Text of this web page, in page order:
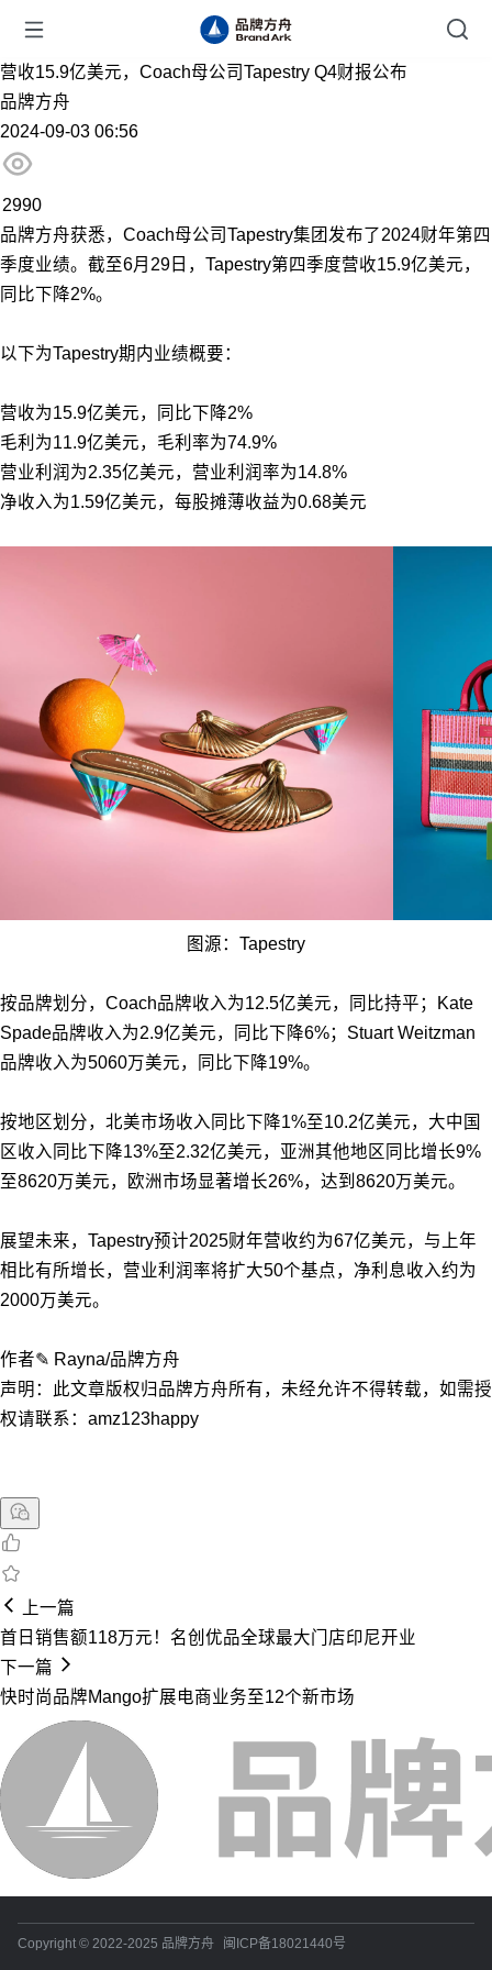
营收15.9亿美元，Coach母公司Tapestry Q4财报公布
品牌方舟
2024-09-03 06:56
2990
品牌方舟获悉， Coach母公司Tapestry集团发布了2024财年第四
季度业绩。截至6月29日，Tapestry第四季度营收15.9亿美元，
同比下降2%。
以下为Tapestry期内业绩概要：
营收为15.9亿美元，同比下降2%
毛利为11.9亿美元，毛利率为74.9%
营业利润为2.35亿美元，营业利润率为14.8%
净收入为1.59亿美元，每股摊薄收益为0.68美元
图源：Tapestry
按品牌划分，Coach品牌收入为12.5亿美元，同比持平；
Kate
Spade品牌收入为2.9亿美元，同比下降6%； Stuart Weitzman
品牌收入为5060万美元，同比下降19%。
按地区划分，北美市场收入同比下降1%至10.2亿美元，大中国
区收入同比下降13%至2.32亿美元，亚洲其他地区同比增长9%
至8620万美元，欧洲市场显著增长26%，达到8620万美元。
展望未来， Tapestry预计2025财年营收约为67亿美元，与上年
相比有所增长，营业利润率将扩大50个基点，净利息收入约为
2000万美元。
作者✎ Rayna/品牌方舟
声明：此文章版权归品牌方舟所有，未经允许不得转载，如需授
权请联系：amz123happy
上一篇
首日销售额118万元！名创优品全球最大门店印尼开业
下一篇
快时尚品牌Mango扩展电商业务至12个新市场
Copyright © 2022-2025 品牌方舟 闽ICP备18021440号